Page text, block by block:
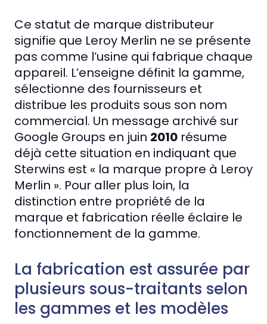
Ce statut de marque distributeur
signifie que Leroy Merlin ne se présente
pas comme l’usine qui fabrique chaque
appareil. L’enseigne définit la gamme,
sélectionne des fournisseurs et
distribue les produits sous son nom
commercial. Un message archivé sur
Google Groups en juin 2010 résume
déjà cette situation en indiquant que
Sterwins est « la marque propre à Leroy
Merlin ». Pour aller plus loin, la
distinction entre propriété de la
marque et fabrication réelle éclaire le
fonctionnement de la gamme.
La fabrication est assurée par
plusieurs sous-traitants selon
les gammes et les modèles